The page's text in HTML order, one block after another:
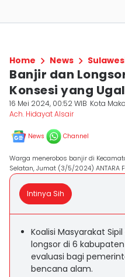
Home News
Banjir dan
Konsesi yang
16 Mei 2024, 00:52 WIB Kota
Ach. Hidayat Alsair
News Channel
Warga menerobos banjir di
Selatan, Jumat (3/5/2024) ANTARA
Intinya Sih
Koalisi Masyarakat
longsor di 6
evaluasi bagi
bencana alam.